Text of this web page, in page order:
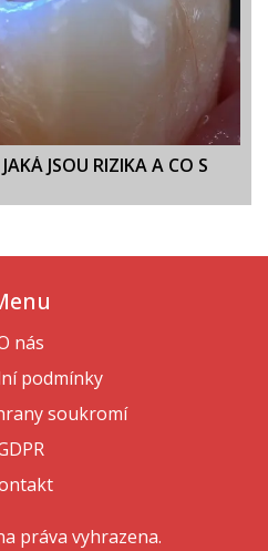
JSOU RIZIKA A CO S
nás
podmínky
soukromí
práva vyhrazena.